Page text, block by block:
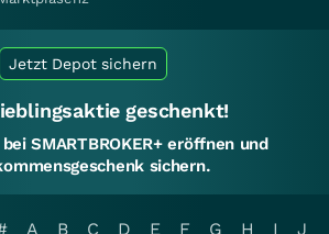
Jetzt Depot sichern
geschenkt!
SMARTBROKER+ eröffnen und
sichern.
A B C D E F G H I
J